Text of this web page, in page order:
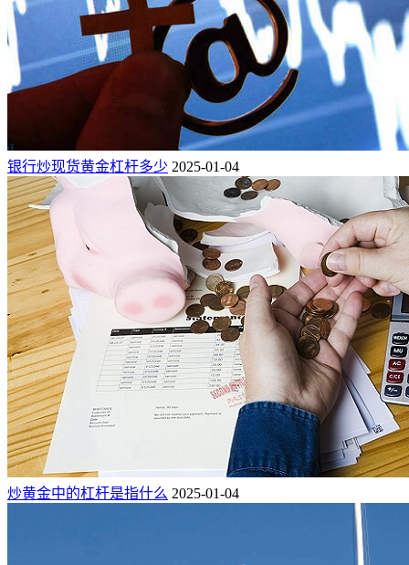
银行炒现货黄金杠杆多少 2025-01-04
炒黄金中的杠杆是指什么 2025-01-04